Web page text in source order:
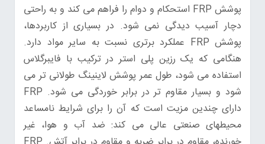
پوشش FRP استحکام و دوام را فراهم می کند و به راحتی
دچار آسیب دیدگی نمی شود. در بسیاری از کاربردها،
پوشش FRP عملکرد برتری نسبت به سایر مواد دارد.
هنگامی که یک رزین پلی استر در ترکیب با فایبرگلاس
استفاده می شود، طول عمر پوشش لاینینگ طولانی تر می
شود و بسیار مقاوم تر در برابر خوردگی می شود. FRP
دارای چندین مزیت است که آن را برای شرایط نامساعد
محیطهای صنعتی عالی می کند: ضد آب و هوا، غیر